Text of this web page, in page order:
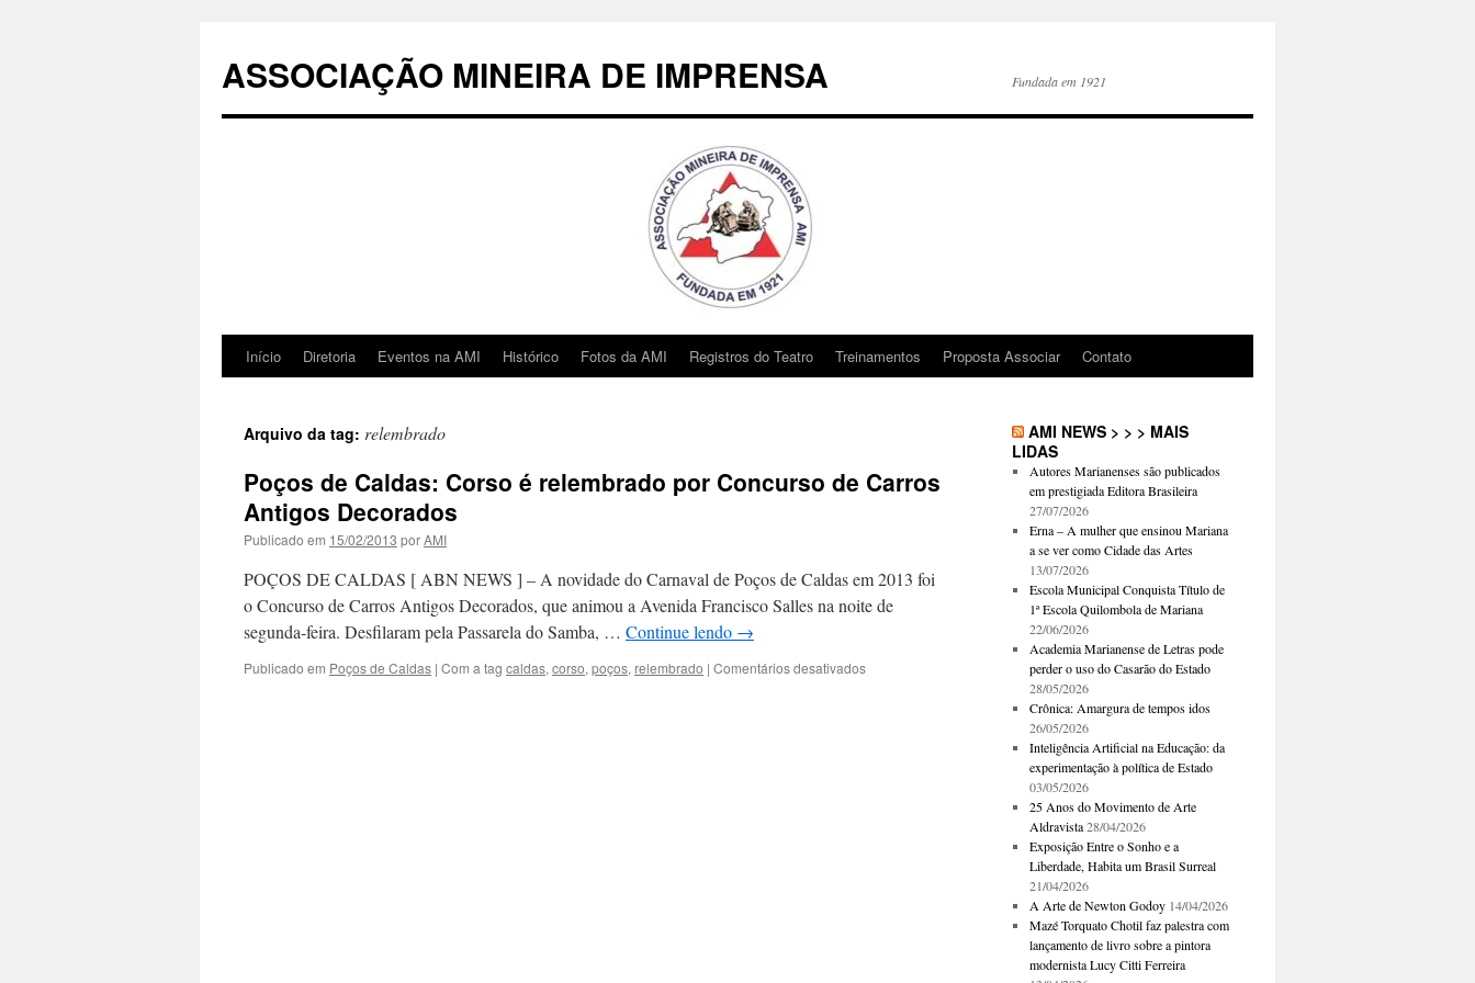
conteúdo
ASSOCIAÇÃO MINEIRA DE IMPRENSA Fundada em 1921
Início Diretoria Eventos na AMI Histórico Fotos da AMI Registros do Teatro Treinamentos Proposta Associar Contato
Arquivo da tag: relembrado
Poços de Caldas: Corso é relembrado por Concurso de Carros
Antigos Decorados
Publicado em 15/02/2013 porAMI
POÇOS DE CALDAS [ ABN NEWS ] – A novidade do Carnaval de Poços de Caldas em 2013 foi
o Concurso de Carros Antigos Decorados, que animou a Avenida Francisco Salles na noite de
segunda-feira. Desfilaram pela Passarela do Samba, … Continue lendo →
Publicado em Poços de Caldas | Com a tag caldas, corso, poços, relembrado | Comentários desativadosem
AMI NEWS > > > MAIS
LIDAS
Autores Marianenses são publicados
em prestigiada Editora Brasileira
27/07/2026
Erna – A mulher que ensinou Mariana
a se ver como Cidade das Artes
13/07/2026
Escola Municipal Conquista Título de
1ª Escola Quilombola de Mariana
22/06/2026
Academia Marianense de Letras pode
perder o uso do Casarão do Estado
28/05/2026
Crônica: Amargura de tempos idos
26/05/2026
Inteligência Artificial na Educação: da
experimentação à política de Estado
03/05/2026
25 Anos do Movimento de Arte
Aldravista 28/04/2026
Exposição Entre o Sonho e a
Liberdade, Habita um Brasil Surreal
21/04/2026
A Arte de Newton Godoy 14/04/2026
Mazé Torquato Chotil faz palestra com
lançamento de livro sobre a pintora
modernista Lucy Citti Ferreira